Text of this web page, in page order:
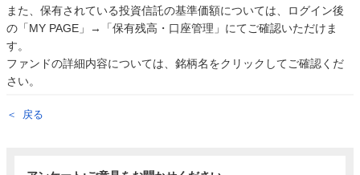
また、保有されている投資信託の基準価額については、ログイン後
の「MY PAGE」→「保有残高・口座管理」にてご確認いただけま
す。
ファンドの詳細内容については、銘柄名をクリックしてご確認くだ
さい。
戻る